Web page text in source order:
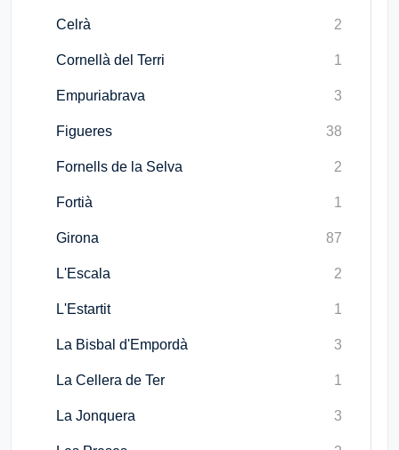
Celrà 2
Cornellà del Terri 1
Empuriabrava 3
Figueres 38
Fornells de la Selva 2
Fortià 1
Girona 87
L'Escala 2
L'Estartit 1
La Bisbal d'Empordà 3
La Cellera de Ter 1
La Jonquera 3